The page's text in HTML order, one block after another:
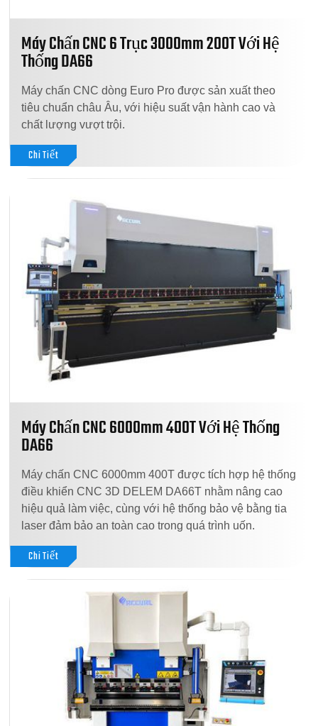
Máy Chấn CNC 6 Trục 3000mm 200T Với Hệ
Thống DA66
Máy chấn CNC dòng Euro Pro được sản xuất theo
tiêu chuẩn châu Âu, với hiệu suất vận hành cao và
chất lượng vượt trội.
Chi Tiết
Máy Chấn CNC 6000mm 400T Với Hệ Thống
DA66
Máy chấn CNC 6000mm 400T được tích hợp hệ thống
điều khiển CNC 3D DELEM DA66T nhằm nâng cao
hiệu quả làm việc, cùng với hệ thống bảo vệ bằng tia
laser đảm bảo an toàn cao trong quá trình uốn.
Chi Tiết